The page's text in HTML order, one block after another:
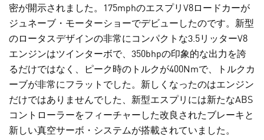
密が開示されました。175mphのエスプリV8ロードカーが
ジュネーブ・モーターショーでデビューしたのです。新型
のロータスデザインの非常にコンパクトな3.5リッターV8
エンジンはツインターボで、350bhpの印象的な出力を誇
るだけではなく、ピーク時のトルクが400Nmで、トルクカ
ーブが非常にフラットでした。新しくなったのはエンジン
だけではありませんでした、新型エスプリには新たなABS
コントローラーをフィーチャーした改良されたブレーキと
新しい真空サーボ・システムが搭載されていました。